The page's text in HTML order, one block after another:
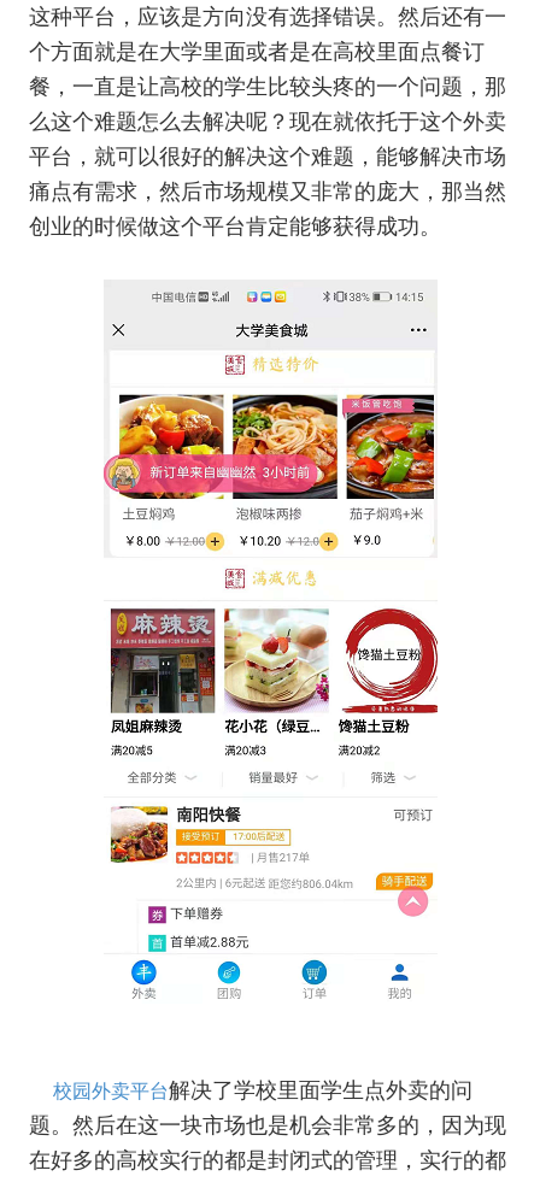
这种平台，应该是方向没有选择错误。然后还有一
个方面就是在大学里面或者是在高校里面点餐订
餐，一直是让高校的学生比较头疼的一个问题，那
么这个难题怎么去解决呢？现在就依托于这个外卖
平台，就可以很好的解决这个难题，能够解决市场
痛点有需求，然后市场规模又非常的庞大，那当然
创业的时候做这个平台肯定能够获得成功。
校园外卖平台解决了学校里面学生点外卖的问
题。然后在这一块市场也是机会非常多的，因为现
在好多的高校实行的都是封闭式的管理，实行的都